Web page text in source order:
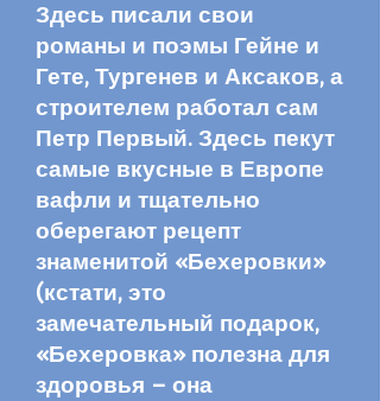
Здесь писали свои
романы и поэмы Гейне и
Гете, Тургенев и Аксаков, а
строителем работал сам
Петр Первый. Здесь пекут
самые вкусные в Европе
вафли и тщательно
оберегают рецепт
знаменитой «Бехеровки»
(кстати, это
замечательный подарок,
«Бехеровка» полезна для
здоровья – она